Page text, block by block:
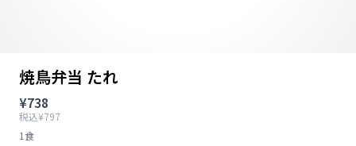
焼鳥弁当 たれ
¥738
税込¥797
1食